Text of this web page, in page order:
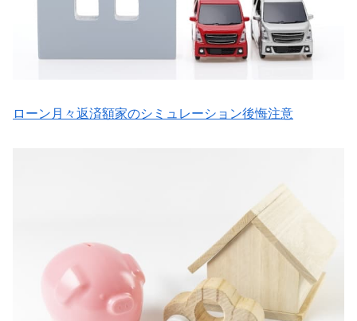
ローン月々返済額家のシミュレーション後悔注意